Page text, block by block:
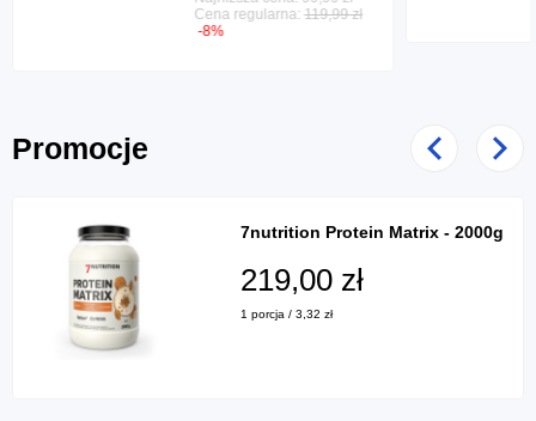
Cena regularna: 119,99 zł
-8%
Promocje Poprzedni
7nutrition Protein Matrix - 2000g
219,00 zł
1 porcja / 3,32 zł